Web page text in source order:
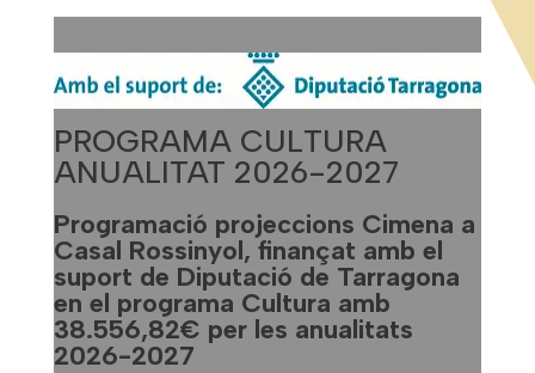
PROGRAMA CULTURA
ANUALITAT 2026-2027
Programació projeccions Cimena a
Casal Rossinyol, finançat amb el
suport de Diputació de Tarragona
en el programa Cultura amb
38.556,82€ per les anualitats
2026-2027